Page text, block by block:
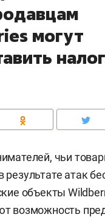
могут
чьи
атак
объекты
возможность